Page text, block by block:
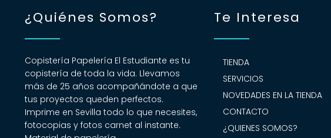
¿Quiénes Somos?
Copistería Papelería El Estudiante es tu
copistería de toda la vida. Llevamos
más de 25 años acompañándote a que
tus proyectos queden perfectos.
Imprime en Sevilla todo lo que necesites,
fotocopias y fotos carnet al instante.
Te Interesa
TIENDA
SERVICIOS
NOVEDADES EN LA TIENDA
CONTACTO
¿QUIENES SOMOS?